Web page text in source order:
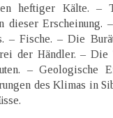
heftiger Kälte. –
dieser Erscheinung.
– Fische. – Die
der Händler. – Die
– Geologische
des Klimas in